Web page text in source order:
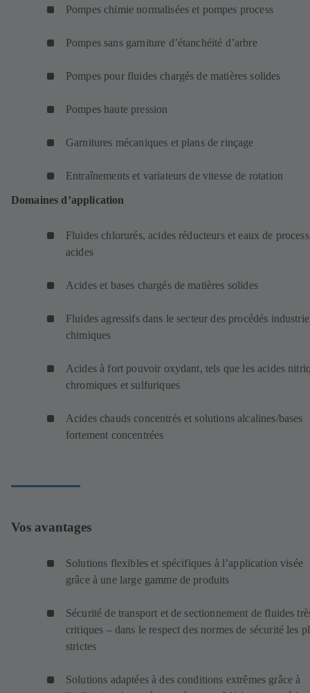
Pompes chimie normalisées et pompes process
Pompes sans garniture d’étanchéité d’arbre
Pompes pour fluides chargés de matières solides
Pompes haute pression
Garnitures mécaniques et plans de rinçage
Entraînements et variateurs de vitesse de rotation
Domaines d’application
Fluides chlorurés, acides réducteurs et eaux de process
acides
Acides et bases chargés de matières solides
Fluides agressifs dans le secteur des procédés
chimiques
Acides à fort pouvoir oxydant, tels que les acides
chromiques et sulfuriques
Acides chauds concentrés et solutions alcalines/bases
fortement concentrées
Vos avantages
Solutions flexibles et spécifiques à l’application visée
grâce à une large gamme de produits
Sécurité de transport et de sectionnement de fluides
critiques – dans le respect des normes de sécurité les
strictes
Solutions adaptées à des conditions extrêmes grâce à